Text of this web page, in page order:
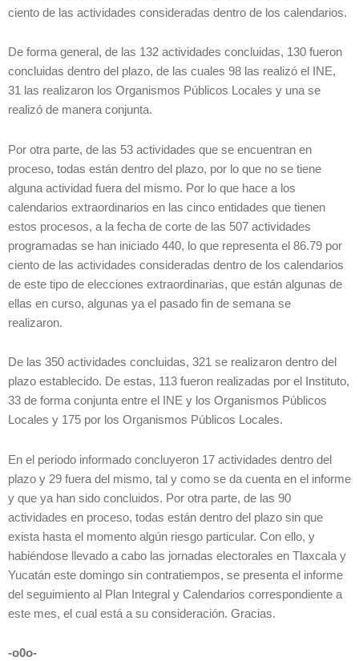
ciento de las actividades consideradas dentro de los calendarios.
De forma general, de las 132 actividades concluidas, 130 fueron
concluidas dentro del plazo, de las cuales 98 las realizó el INE,
31 las realizaron los Organismos Públicos Locales y una se
realizó de manera conjunta.
Por otra parte, de las 53 actividades que se encuentran en
proceso, todas están dentro del plazo, por lo que no se tiene
alguna actividad fuera del mismo. Por lo que hace a los
calendarios extraordinarios en las cinco entidades que tienen
estos procesos, a la fecha de corte de las 507 actividades
programadas se han iniciado 440, lo que representa el 86.79 por
ciento de las actividades consideradas dentro de los calendarios
de este tipo de elecciones extraordinarias, que están algunas de
ellas en curso, algunas ya el pasado fin de semana se
realizaron.
De las 350 actividades concluidas, 321 se realizaron dentro del
plazo establecido. De estas, 113 fueron realizadas por el Instituto,
33 de forma conjunta entre el INE y los Organismos Públicos
Locales y 175 por los Organismos Públicos Locales.
En el periodo informado concluyeron 17 actividades dentro del
plazo y 29 fuera del mismo, tal y como se da cuenta en el informe
y que ya han sido concluidos. Por otra parte, de las 90
actividades en proceso, todas están dentro del plazo sin que
exista hasta el momento algún riesgo particular. Con ello, y
habiéndose llevado a cabo las jornadas electorales en Tlaxcala y
Yucatán este domingo sin contratiempos, se presenta el informe
del seguimiento al Plan Integral y Calendarios correspondiente a
este mes, el cual está a su consideración. Gracias.
-o0o-